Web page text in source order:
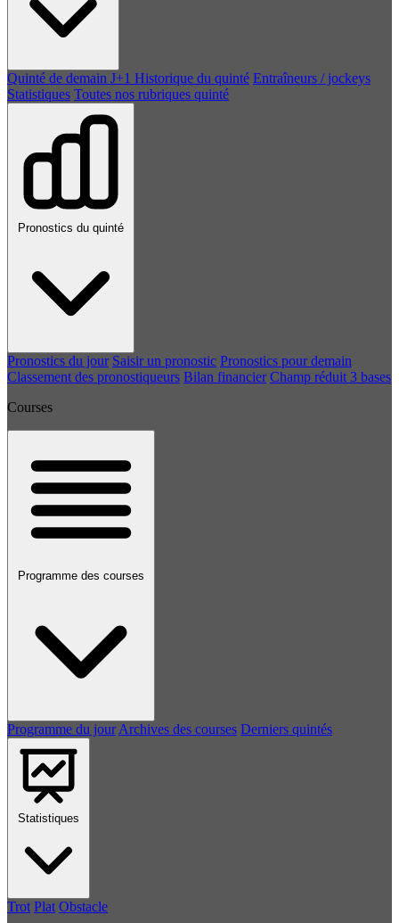
Quinté de demain J+1 Historique du quinté Entraîneurs / jockeys
Statistiques Toutes nos rubriques quinté
Pronostics du quinté
Pronostics du jour Saisir un pronostic Pronostics pour demain
Classement des pronostiqueurs Bilan financier Champ réduit 3 bases
Courses
Programme des courses
Programme du jour Archives des courses Derniers quintés
Statistiques
Trot Plat Obstacle